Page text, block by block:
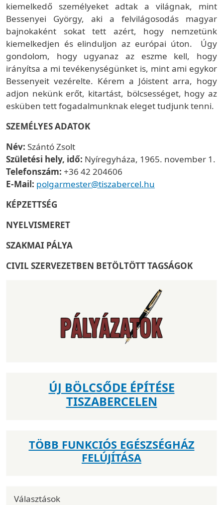
kiemelkedő személyeket adtak a világnak, mint
Bessenyei György, aki a felvilágosodás magyar
bajnokaként sokat tett azért, hogy nemzetünk
kiemelkedjen és elinduljon az európai úton. Úgy
gondolom, hogy ugyanaz az eszme kell, hogy
irányítsa a mi tevékenységünket is, mint ami egykor
Bessenyeit vezérelte. Kérem a Jóistent arra, hogy
adjon nekünk erőt, kitartást, bölcsességet, hogy az
esküben tett fogadalmunknak eleget tudjunk tenni.
SZEMÉLYES ADATOK
Név: Szántó Zsolt
Születési hely, idő: Nyíregyháza, 1965. november 1.
Telefonszám: +36 42 204606
E-Mail: polgarmester@tiszabercel.hu
KÉPZETTSÉG
NYELVISMERET
SZAKMAI PÁLYA
CIVIL SZERVEZETBEN BETÖLTÖTT TAGSÁGOK
ÚJ BÖLCSŐDE ÉPÍTÉSE
TISZABERCELEN
TÖBB FUNKCIÓS EGÉSZSÉGHÁZ
FELÚJÍTÁSA
Választások